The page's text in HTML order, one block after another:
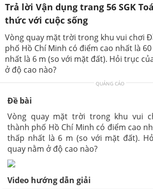
Trả lời Vận dụng trang 56 SGK
thức với cuộc sống
Vòng quay mặt trời trong khu vui chơi
phố Hồ Chí Minh có điểm cao nhất là
nhất là 6 m (so với mặt đất). Hỏi trục
ở độ cao nào?
QUẢNG CÁO
Đề bài
Vòng quay mặt trời trong khu vui
thành phố Hồ Chí Minh có điểm cao
thấp nhất là 6 m (so với mặt đất).
quay nằm ở độ cao nào?
Video hướng dẫn giải